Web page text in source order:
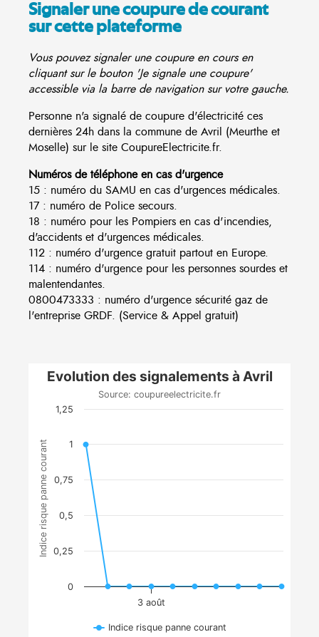
Signaler une coupure de courant
sur cette plateforme
Vous pouvez signaler une coupure en cours en
cliquant sur le bouton 'Je signale une coupure'
accessible via la barre de navigation sur votre gauche.
Personne n'a signalé de coupure d'électricité ces
dernières 24h dans la commune de Avril (Meurthe et
Moselle) sur le site CoupureElectricite.fr.
Numéros de téléphone en cas d'urgence
15 : numéro du SAMU en cas d'urgences médicales.
17 : numéro de Police secours.
18 : numéro pour les Pompiers en cas d'incendies,
d'accidents et d'urgences médicales.
112 : numéro d'urgence gratuit partout en Europe.
114 : numéro d'urgence pour les personnes sourdes et
malentendantes.
0800473333 : numéro d'urgence sécurité gaz de
l'entreprise GRDF. (Service & Appel gratuit)
Indice risque panne courant
Evolution des signalements à Avril
Source: coupureelectricite.fr
3 août
0
0,25
0,5
0,75
1
1,25
Indice risque panne courant